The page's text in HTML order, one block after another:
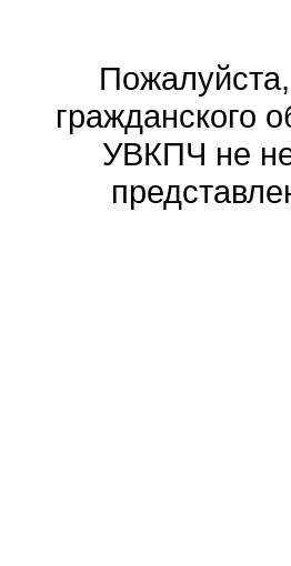
гражданского
УВКПЧ не